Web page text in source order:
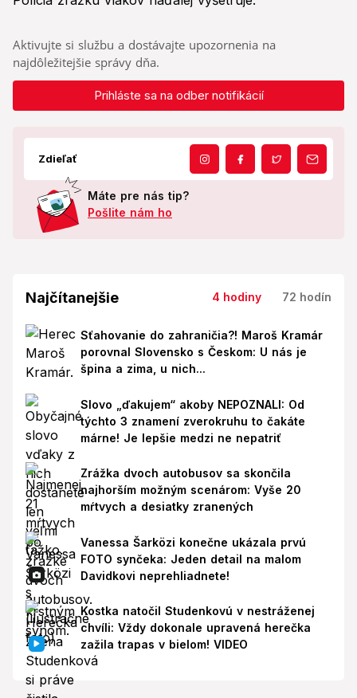
Aktivujte si službu a dostávajte upozornenia na
najdôležitejšie správy dňa.
Prihláste sa na odber notifikácií
Zdieľať
Máte pre nás tip?
Pošlite nám ho
Najčítanejšie 4 hodiny 72 hodín
Sťahovanie do zahraničia?! Maroš Kramár
porovnal Slovensko s Českom: U nás je
špina a zima, u nich...
Slovo „ďakujem“ akoby NEPOZNALI: Od
týchto 3 znamení zverokruhu to čakáte
márne! Je lepšie medzi ne nepatriť
Zrážka dvoch autobusov sa skončila
najhorším možným scenárom: Vyše 20
mŕtvych a desiatky zranených
Vanessa Šarközi konečne ukázala prvú
FOTO synčeka: Jeden detail na malom
Davidkovi neprehliadnete!
Kostka natočil Studenkovú v nestráženej
chvíli: Vždy dokonale upravená herečka
zažila trapas v bielom! VIDEO